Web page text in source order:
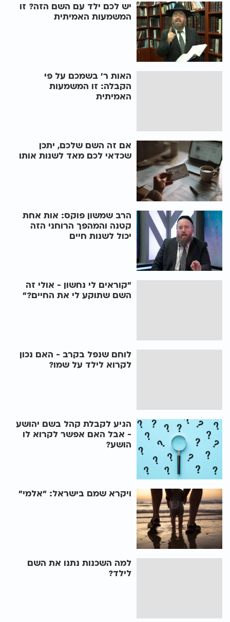
יש לכם ילד עם השם הזה? זו
המשמעות האמיתית
האות ר' בשמכם על פי
הקבלה: זו המשמעות
האמיתית
אם זה השם שלכם, יתכן
שכדאי לכם מאד לשנות אותו
הרב שמשון פוקס: אות אחת
קטנה והמהפך הרוחני הזה
יכול לשנות חיים
"קוראים לי נחשון - אולי זה
השם שתוקע לי את החיים?"
לוחם שנפל בקרב - האם נכון
לקרוא לילד על שמו?
הגיע לקבלת קהל בשם יהושע
- אבל האם אפשר לקרוא לו
הושע?
ויקרא שמם בישראל: "אלמי"
למה השכנות נתנו את השם
לילד?